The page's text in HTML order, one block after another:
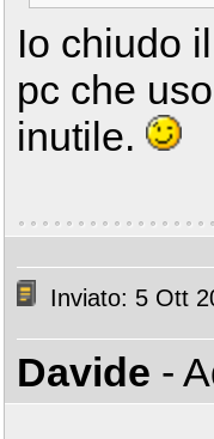
Io chiudo
pc che
inutile.
Inviato: 5 Ott
Davide -